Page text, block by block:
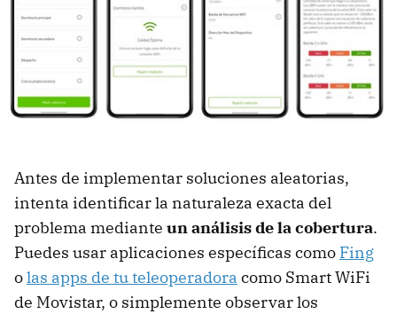
Antes de implementar soluciones aleatorias,
intenta identificar la naturaleza exacta del
problema mediante un análisis de la cobertura.
Puedes usar aplicaciones específicas como Fing
olas apps de tu teleoperadora como Smart WiFi
de Movistar, o simplemente observar los